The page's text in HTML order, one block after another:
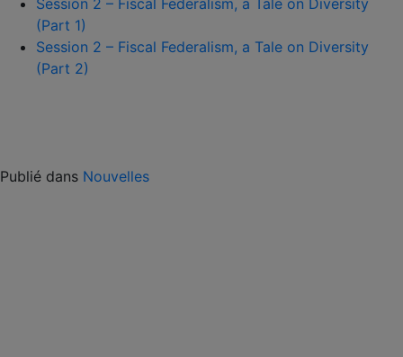
Session 2 – Fiscal Federalism, a Tale on Diversity
(Part 1)
Session 2 – Fiscal Federalism, a Tale on Diversity
(Part 2)
Publié dans Nouvelles